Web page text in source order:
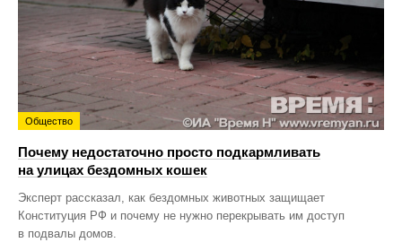
Общество
Почему недостаточно просто подкармливать
на улицах бездомных кошек
Эксперт рассказал, как бездомных животных защищает
Конституция РФ и почему не нужно перекрывать им доступ
в подвалы домов.